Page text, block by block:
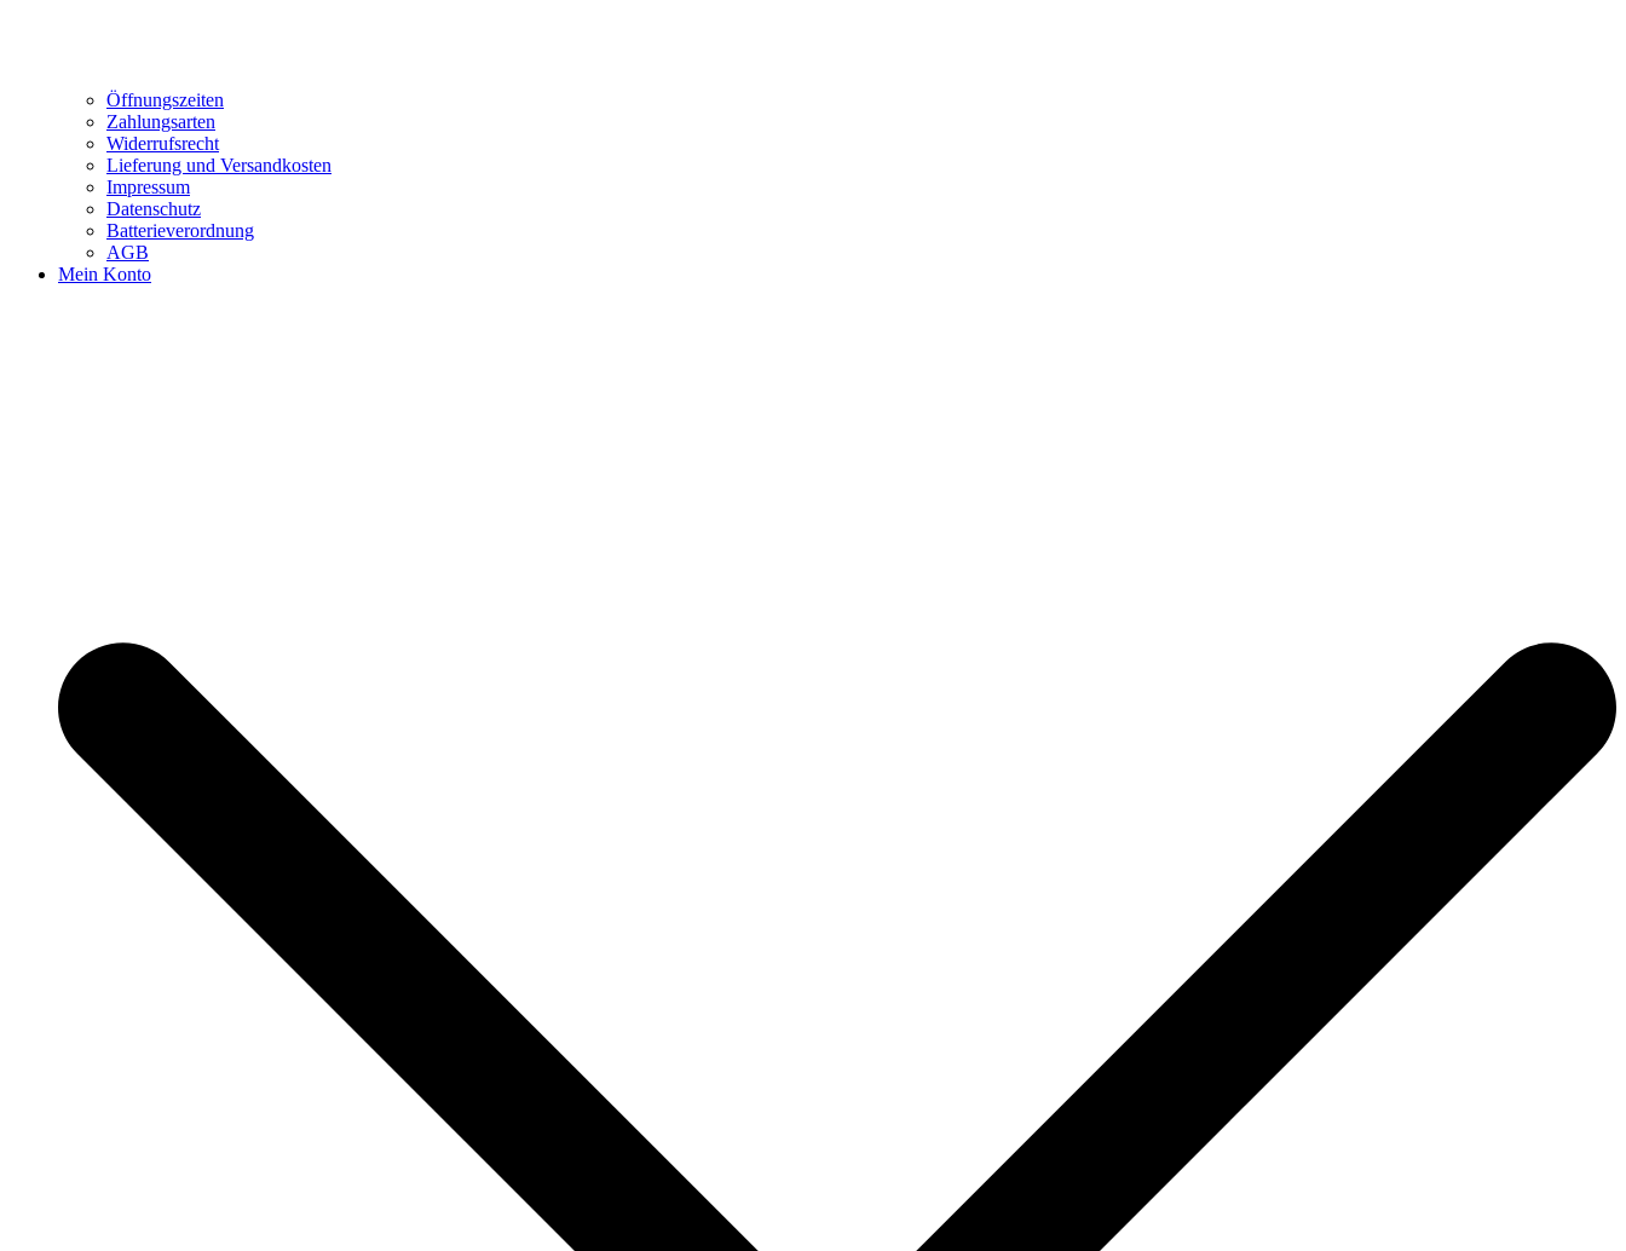
Öffnungszeiten
Zahlungsarten
Widerrufsrecht
Lieferung und Versandkosten
Impressum
Datenschutz
Batterieverordnung
AGB
Mein Konto